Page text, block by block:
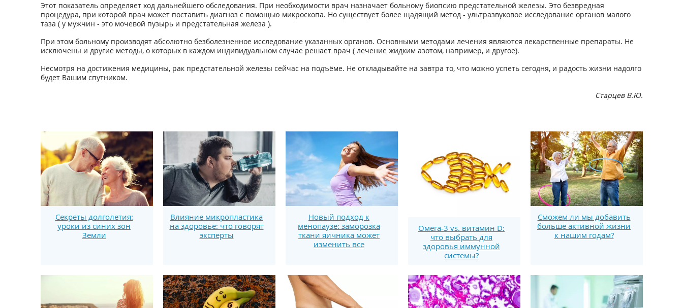
Этот показатель определяет ход дальнейшего обследования. При необходимости врач назначает больному биопсию предстательной железы. Это безвредная
процедура, при которой врач может поставить диагноз с помощью микроскопа. Но существует более щадящий метод - ультразвуковое исследование органов малого
таза ( у мужчин - это мочевой пузырь и предстательная железа ).
При этом больному производят абсолютно безболезненное исследование указанных органов. Основными методами лечения являются лекарственные препараты. Не
исключены и другие методы, о которых в каждом индивидуальном случае решает врач ( лечение жидким азотом, например, и другое).
Несмотря на достижения медицины, рак предстательной железы сейчас на подъёме. Не откладывайте на завтра то, что можно успеть сегодня, и радость жизни надолго
будет Вашим спутником.
Старцев В.Ю.
Секреты долголетия:
уроки из синих зон
Земли
Влияние микропластика
на здоровье: что говорят
эксперты
Новый подход к
менопаузе: заморозка
ткани яичника может
изменить все
Омега-3 vs. витамин D:
что выбрать для
здоровья иммунной
системы?
Сможем ли мы добавить
больше активной жизни
к нашим годам?